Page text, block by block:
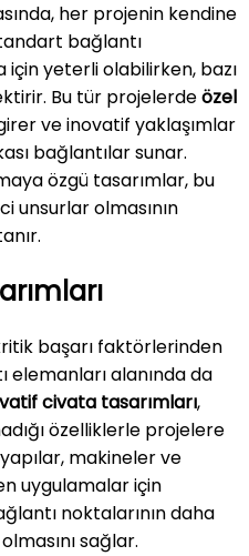
her projenin kendine
bağlantı
yeterli olabilirken, bazı
Bu tür projelerdeözel
ve inovatif yaklaşımlar
bağlantılar sunar.
özgü tasarımlar, bu
unsurlar olmasının
başarı faktörlerinden
elemanları alanında da
civata tasarımları,
özelliklerle projelere
makineler ve
uygulamalar için
noktalarının daha
sağlar.